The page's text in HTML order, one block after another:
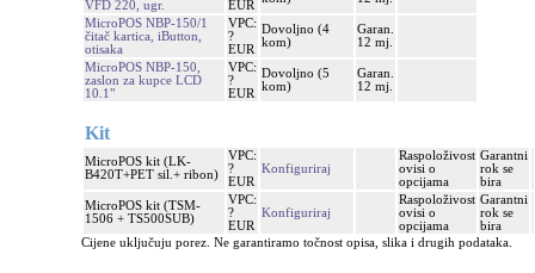
VFD 220, ugr.
EUR
MicroPOS NBP-150/1
čitač kartica, iButton,
otisaka
VPC:
?
EUR
Dovoljno (4
kom)
Garan.
12 mj.
MicroPOS NBP-150,
zaslon za kupce LCD
10.1"
VPC:
?
EUR
Dovoljno (5
kom)
Garan.
12 mj.
Kit
MicroPOS kit (LK-
B420T+PET sil.+ ribon)
VPC:
?
EUR
Konfiguriraj
Raspoloživost
ovisi o
opcijama
Garantni
rok se
bira
MicroPOS kit (TSM-
1506 + TS500SUB)
VPC:
?
EUR
Konfiguriraj
Raspoloživost
ovisi o
opcijama
Garantni
rok se
bira
Cijene uključuju porez. Ne garantiramo točnost opisa, slika i drugih podataka.